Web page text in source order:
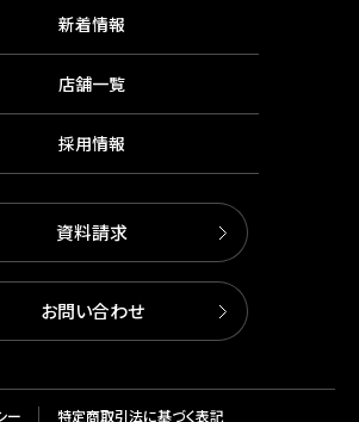
新着情報
店舗一覧
採用情報
資料請求
お問い合わせ
ー 特定商取引法に基づく表記